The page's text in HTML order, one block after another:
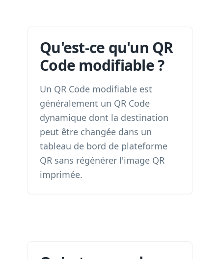
Qu'est-ce qu'un QR
Code modifiable ?
Un QR Code modifiable est
généralement un QR Code
dynamique dont la destination
peut être changée dans un
tableau de bord de plateforme
QR sans régénérer l'image QR
imprimée.